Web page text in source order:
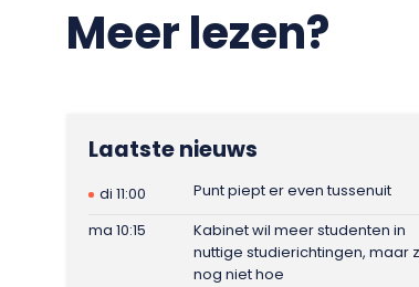
Meer lezen?
Laatste nieuws
di 11:00
Punt piept er even tussenuit
ma 10:15
Kabinet wil meer studenten in
nuttige studierichtingen, maar
nog niet hoe